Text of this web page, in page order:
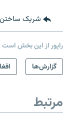
شریک ساختن
راپور از این بخش است
گزارش‌ها
مرتبط